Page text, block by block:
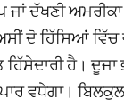
ਦੱਖਣੀ
ਦੋ ਹਿੱਸਿਆਂ
ਹੈ। ਦੂਜਾ
ਵਧੇਗਾ। ਬਿਲਕੁਲ